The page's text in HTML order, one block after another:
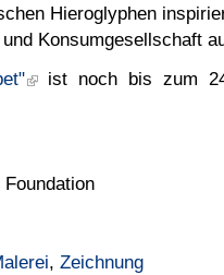
Hieroglyphen
Konsumgesellschaft
ist noch bis zum
, Zeichnung